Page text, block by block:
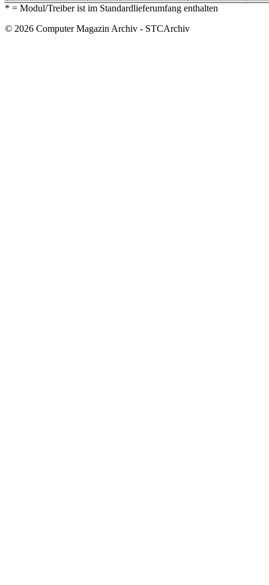
* = Modul/Treiber ist im Standardlieferumfang enthalten
© 2026 Computer Magazin Archiv - STCArchiv